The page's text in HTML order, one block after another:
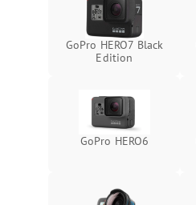
перенапряжения
Неисправность системы
Повреждение системы
защиты от перегрузок
GoPro HERO7 Black
Edition
GoPro HERO6